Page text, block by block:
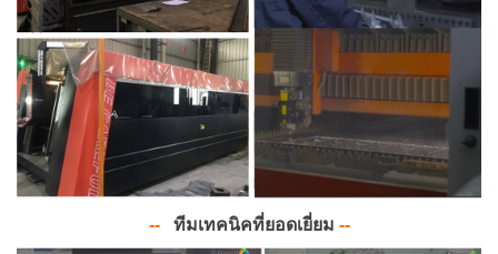
-- ทีมเทคนิคที่ยอดเยี่ยม --